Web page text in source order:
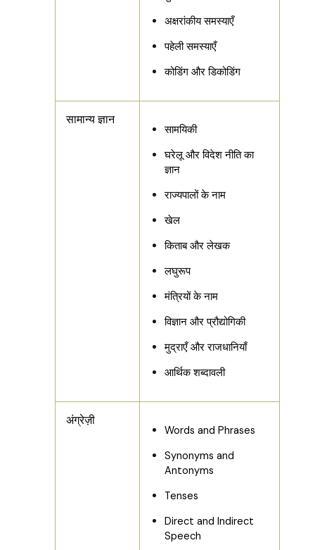
अक्षरांकीय समस्याएँ
पहेली समस्याएँ
कोडिंग और डिकोडिंग
सामान्य ज्ञान
सामयिकी
घरेलू और विदेश नीति का
ज्ञान
राज्यपालों के नाम
खेल
किताब और लेखक
लघुरूप
मंत्रियों के नाम
विज्ञान और प्रौद्योगिकी
मुद्राएँ और राजधानियाँ
आर्थिक शब्दावली
अंग्रेज़ी
Words and Phrases
Synonyms and
Antonyms
Tenses
Direct and Indirect
Speech